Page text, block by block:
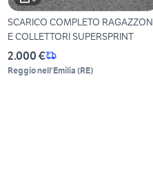
SCARICO COMPLETO RAGAZZON
E COLLETTORI SUPERSPRINT
2.000 €
Reggio nell'Emilia (RE)